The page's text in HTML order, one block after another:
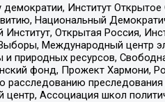
Институт
Национальный
Открытая Россия,
Международный центр
ресурсов,
фонд, Прожект Хармони,
расследованию
центр, Ассоциация школ